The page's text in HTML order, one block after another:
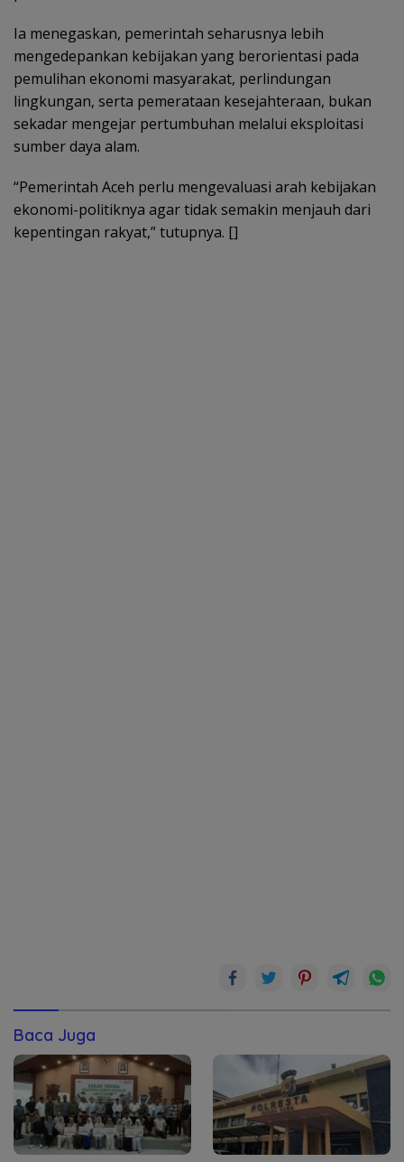
Ia menegaskan, pemerintah seharusnya lebih
mengedepankan kebijakan yang berorientasi pada
pemulihan ekonomi masyarakat, perlindungan
lingkungan, serta pemerataan kesejahteraan, bukan
sekadar mengejar pertumbuhan melalui eksploitasi
sumber daya alam.
“Pemerintah Aceh perlu mengevaluasi arah kebijakan
ekonomi-politiknya agar tidak semakin menjauh dari
kepentingan rakyat,” tutupnya. []
Baca Juga